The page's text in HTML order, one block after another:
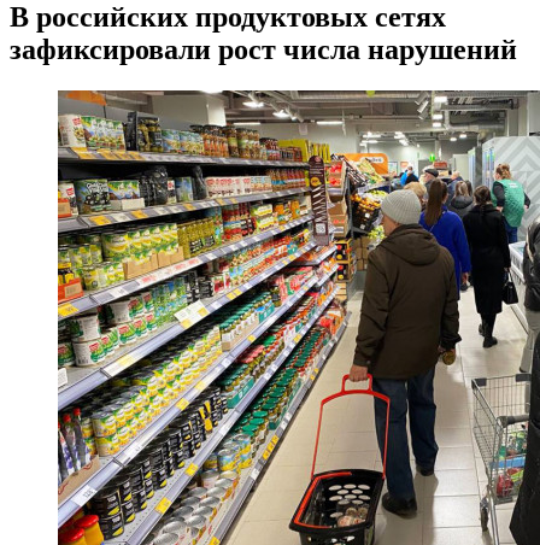
В российских продуктовых сетях
зафиксировали рост числа нарушений